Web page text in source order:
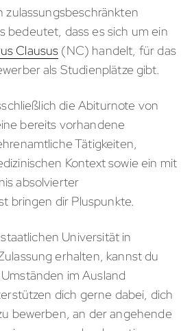
zulassungsbeschränkten
bedeutet, dass es sich um ein
Clausus (NC) handelt, für das
als Studienplätze gibt.
die Abiturnote von
bereits vorhandene
Tätigkeiten,
Kontext sowie ein mit
absolvierter
bringen dir Pluspunkte.
Universität in
erhalten, kannst du
im Ausland
dich gerne dabei, dich
bewerben, an der angehende